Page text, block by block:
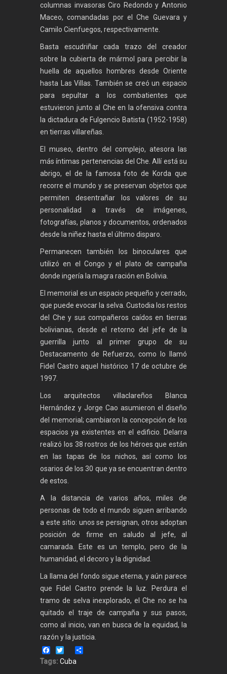
columnas invasoras Ciro Redondo y Antonio
Maceo, comandadas por el Che Guevara y
Camilo Cienfuegos, respectivamente.
Basta escudriñar cada trazo del creador
sobre la cubierta de mármol para percibir la
huella de aquellos hombres desde Oriente
hasta Las Villas. También se creó un espacio
para sepultar a los combatientes que
estuvieron junto al Che en la ofensiva contra
la dictadura de Fulgencio Batista (1952-1958)
en tierras villareñas.
El museo, dentro del complejo, atesora las
más íntimas pertenencias del Che. Allí está su
abrigo, el de la famosa foto de Korda que
recorre el mundo y se preservan objetos que
permiten desentrañar los valores de su
personalidad a través de imágenes,
fotografías, planos y documentos, ordenados
desde la niñez hasta el último disparo.
Permanecen también los binoculares que
utilizó en el Congo y el plato de campaña
donde ingería la magra ración en Bolivia.
El memorial es un espacio pequeño y cerrado,
que puede evocar la selva. Custodia los restos
del Che y sus compañeros caídos en tierras
bolivianas, desde el retorno del jefe de la
guerrilla junto al primer grupo de su
Destacamento de Refuerzo, como lo llamó
Fidel Castro aquel histórico 17 de octubre de
1997.
Los arquitectos villaclareños Blanca
Hernández y Jorge Cao asumieron el diseño
del memorial; cambiaron la concepción de los
espacios ya existentes en el edificio. Delarra
realizó los 38 rostros de los héroes que están
en las tapas de los nichos, así como los
osarios de los 30 que ya se encuentran dentro
de estos.
A la distancia de varios años, miles de
personas de todo el mundo siguen arribando
a este sitio: unos se persignan, otros adoptan
posición de firme en saludo al jefe, al
camarada. Este es un templo, pero de la
humanidad, el decoro y la dignidad.
La llama del fondo sigue eterna, y aún parece
que Fidel Castro prende la luz. Perdura el
tramo de selva inexplorado, el Che no se ha
quitado el traje de campaña y sus pasos,
como al inicio, van en busca de la equidad, la
razón y la justicia.
Facebook
Twitter
Tags: Cuba